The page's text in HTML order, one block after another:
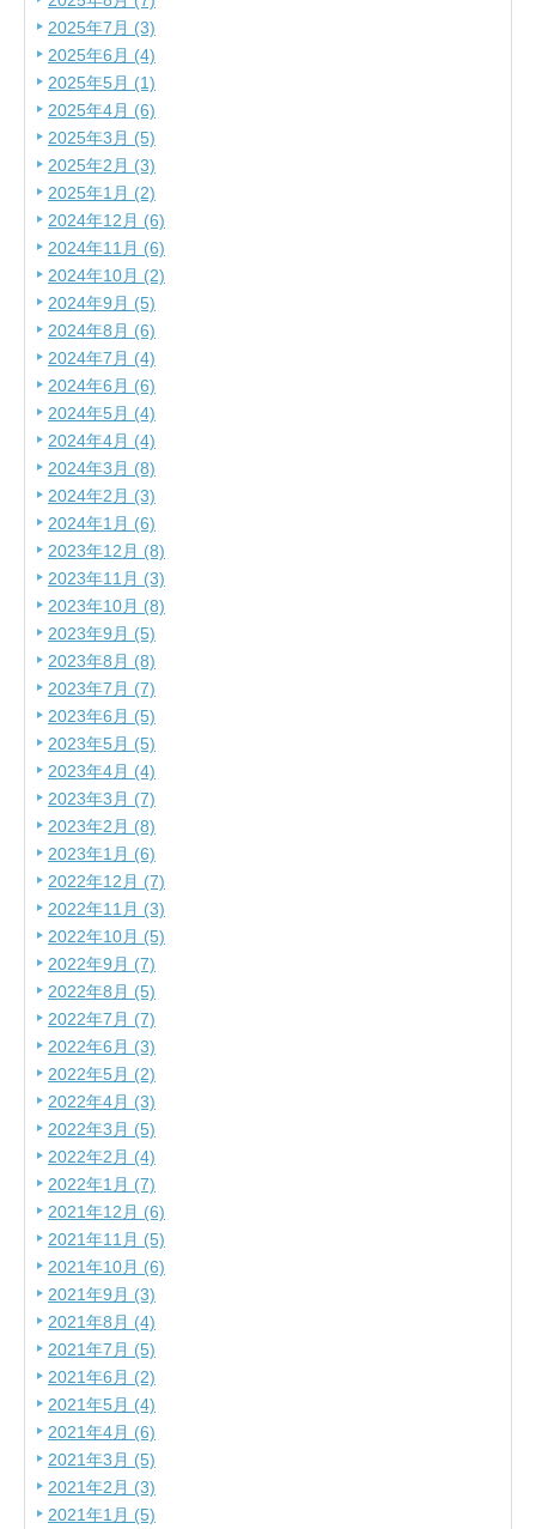
2025年7月 (3)
2025年6月 (4)
2025年5月 (1)
2025年4月 (6)
2025年3月 (5)
2025年2月 (3)
2025年1月 (2)
2024年12月 (6)
2024年11月 (6)
2024年10月 (2)
2024年9月 (5)
2024年8月 (6)
2024年7月 (4)
2024年6月 (6)
2024年5月 (4)
2024年4月 (4)
2024年3月 (8)
2024年2月 (3)
2024年1月 (6)
2023年12月 (8)
2023年11月 (3)
2023年10月 (8)
2023年9月 (5)
2023年8月 (8)
2023年7月 (7)
2023年6月 (5)
2023年5月 (5)
2023年4月 (4)
2023年3月 (7)
2023年2月 (8)
2023年1月 (6)
2022年12月 (7)
2022年11月 (3)
2022年10月 (5)
2022年9月 (7)
2022年8月 (5)
2022年7月 (7)
2022年6月 (3)
2022年5月 (2)
2022年4月 (3)
2022年3月 (5)
2022年2月 (4)
2022年1月 (7)
2021年12月 (6)
2021年11月 (5)
2021年10月 (6)
2021年9月 (3)
2021年8月 (4)
2021年7月 (5)
2021年6月 (2)
2021年5月 (4)
2021年4月 (6)
2021年3月 (5)
2021年2月 (3)
2021年1月 (5)